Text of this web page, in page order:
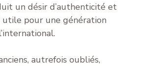
un désir d’authenticité et
utile pour une génération
autrefois oubliés,